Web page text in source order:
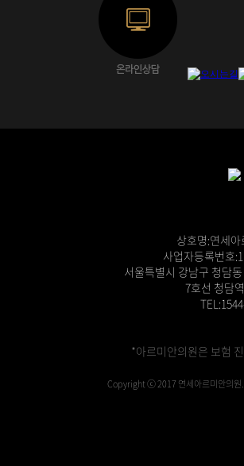
상호명:연세
사업자등록번호
서울특별시 강남구 청담
7호선 청담
*아르미안의원은 보험
Copyright ⓒ 2017 연세아르미안의